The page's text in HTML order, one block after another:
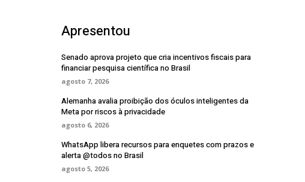
Apresentou
Senado aprova projeto que cria incentivos fiscais para
financiar pesquisa científica no Brasil
agosto 7, 2026
Alemanha avalia proibição dos óculos inteligentes da
Meta por riscos à privacidade
agosto 6, 2026
WhatsApp libera recursos para enquetes com prazos e
alerta @todos no Brasil
agosto 5, 2026